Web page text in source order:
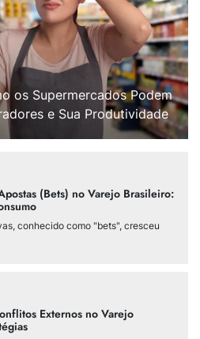
os Supermercados Podem
e Sua Produtividade
(Bets) no Varejo Brasileiro:
conhecido como "bets", cresceu
Externos no Varejo